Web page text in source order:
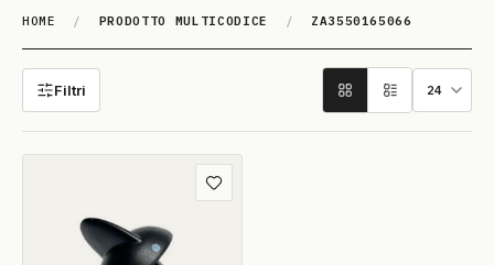
HOME / PRODOTTO MULTICODICE / ZA3550165066
ZA3550165066
Filtri
Aggiungi ai preferiti